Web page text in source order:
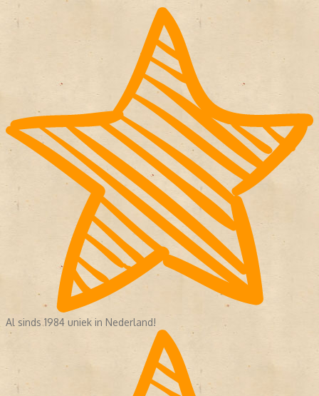
Al sinds 1984 uniek in Nederland!